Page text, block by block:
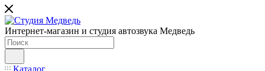
Интернет-магазин и студия автозвука Медведь
Каталог